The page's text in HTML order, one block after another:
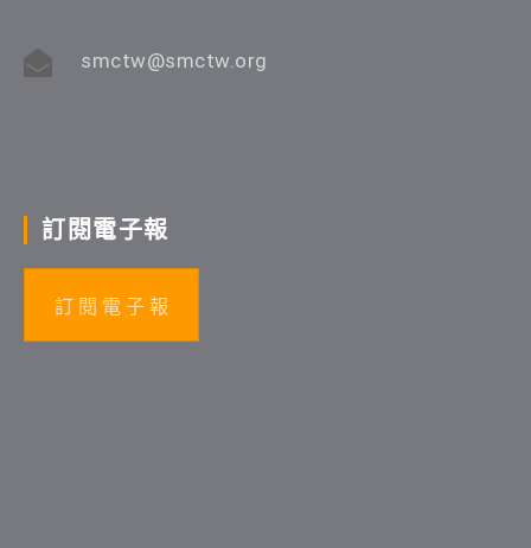
smctw@smctw.org
訂閱電子報
訂 閱 電 子 報